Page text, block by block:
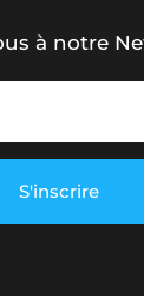
à notre
S'inscrire